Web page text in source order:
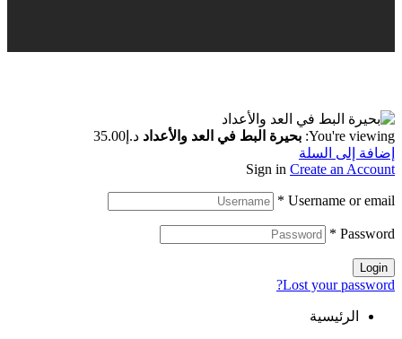
You're viewing: بحيرة البط في العد والأعداد د.إ 35.00
إضافة إلى السلة
Sign in Create an Account
Username or email
*
Password
*
Login
Lost your password?
الرئيسية